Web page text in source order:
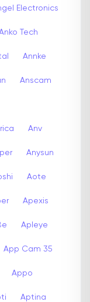
Electronics
Tech
Annke
Anscam
Anv
Anysun
Aote
Apexis
Apleye
App Cam 35
Appo
Aptina